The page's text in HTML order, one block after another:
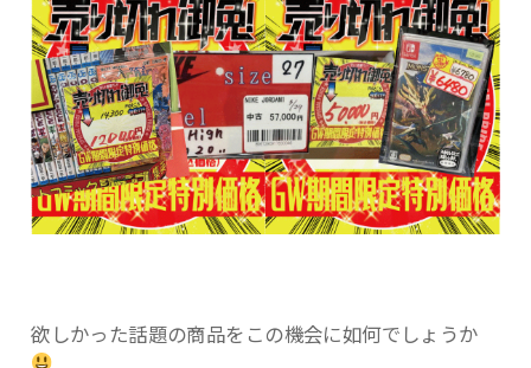
欲しかった話題の商品をこの機会に如何でしょうか